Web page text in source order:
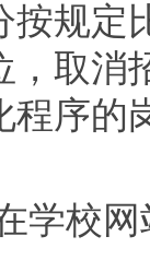
按规定
，取消
程序的
学校